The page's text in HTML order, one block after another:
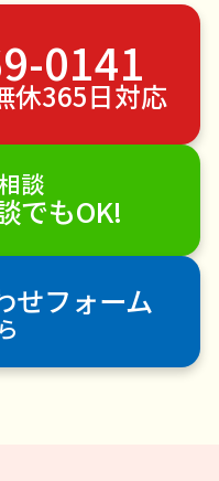
ゴミ屋敷片付け
手すり取り付け
ンクリーニング
スクリーニング
電球交換
家管理
各種代行
ナメクジ駆除
0141
休365日対応
談
でもOK!
せフォーム